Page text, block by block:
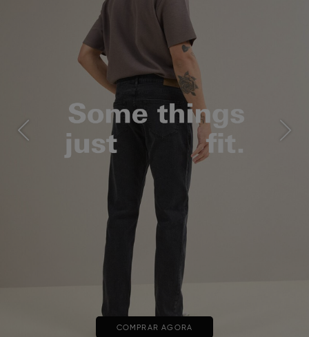
COMPRAR AGORA
Previous Next